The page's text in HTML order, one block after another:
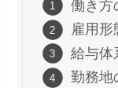
働き方
雇用形
給与体
勤務地